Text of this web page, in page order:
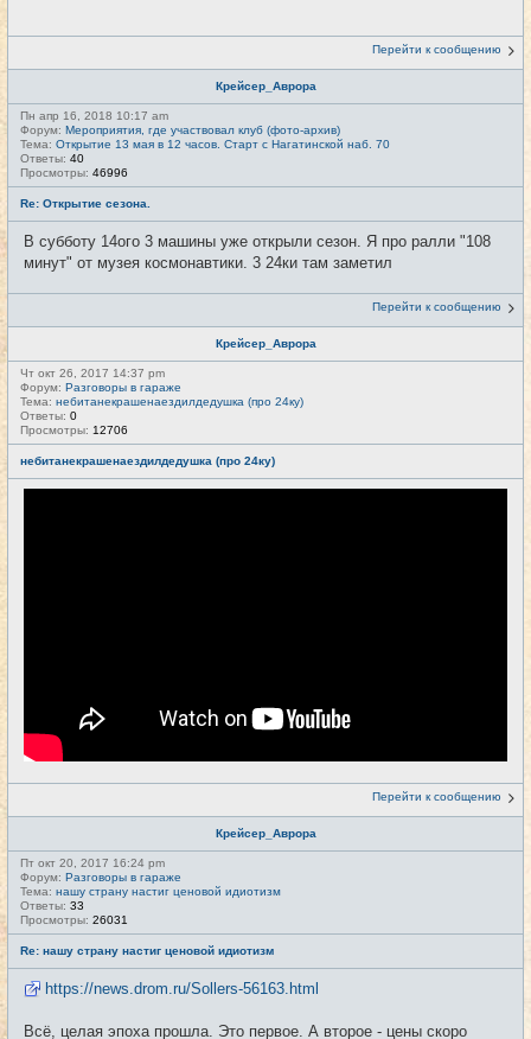
Перейти к сообщению
Крейсер_Аврора
Пн апр 16, 2018 10:17 am
Форум: Мероприятия, где участвовал клуб (фото-архив)
Тема: Открытие 13 мая в 12 часов. Старт с Нагатинской наб. 70
Ответы: 40
Просмотры: 46996
Re: Открытие сезона.
В субботу 14ого 3 машины уже открыли сезон. Я про ралли "108
минут" от музея космонавтики. 3 24ки там заметил
Перейти к сообщению
Крейсер_Аврора
Чт окт 26, 2017 14:37 pm
Форум: Разговоры в гараже
Тема: небитанекрашенаездилдедушка (про 24ку)
Ответы: 0
Просмотры: 12706
небитанекрашенаездилдедушка (про 24ку)
Перейти к сообщению
Крейсер_Аврора
Пт окт 20, 2017 16:24 pm
Форум: Разговоры в гараже
Тема: нашу страну настиг ценовой идиотизм
Ответы: 33
Просмотры: 26031
Re: нашу страну настиг ценовой идиотизм
https://news.drom.ru/Sollers-56163.html
Всё, целая эпоха прошла. Это первое. А второе - цены скоро